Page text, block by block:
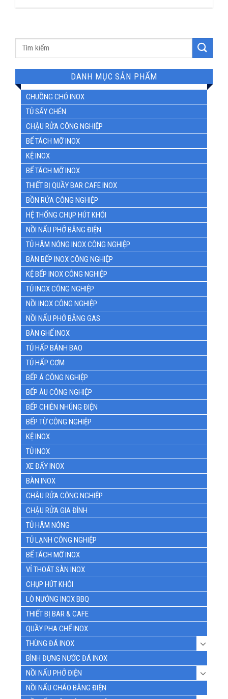
DANH MỤC SẢN PHẨM
CHUỒNG CHÓ INOX
TỦ SẤY CHÉN
CHẬU RỬA CÔNG NGHIỆP
BỂ TÁCH MỠ INOX
KỆ INOX
BỂ TÁCH MỠ INOX
THIẾT BỊ QUẦY BAR CAFE INOX
BỒN RỬA CÔNG NGHIỆP
HỆ THỐNG CHỤP HÚT KHÓI
NỒI NẤU PHỞ BẰNG ĐIỆN
TỦ HÂM NÓNG INOX CÔNG NGHIỆP
BÀN BẾP INOX CÔNG NGHIỆP
KỆ BẾP INOX CÔNG NGHIỆP
TỦ INOX CÔNG NGHIỆP
NỒI INOX CÔNG NGHIỆP
NỒI NẤU PHỞ BẰNG GAS
BÀN GHẾ INOX
TỦ HẤP BÁNH BAO
TỦ HẤP CƠM
BẾP Á CÔNG NGHIỆP
BẾP ÂU CÔNG NGHIỆP
BẾP CHIÊN NHÚNG ĐIỆN
BẾP TỪ CÔNG NGHIỆP
KỆ INOX
TỦ INOX
XE ĐẨY INOX
BÀN INOX
CHẬU RỬA CÔNG NGHIỆP
CHẬU RỬA GIA ĐÌNH
TỦ HÂM NÓNG
TỦ LẠNH CÔNG NGHIỆP
BỂ TÁCH MỠ INOX
VỈ THOÁT SÀN INOX
CHỤP HÚT KHÓI
LÒ NƯỚNG INOX BBQ
THIẾT BỊ BAR & CAFE
QUẦY PHA CHẾ INOX
THÙNG ĐÁ INOX
BÌNH ĐỰNG NƯỚC ĐÁ INOX
NỒI NẤU PHỞ ĐIỆN
NỒI NẤU CHÁO BẰNG ĐIỆN